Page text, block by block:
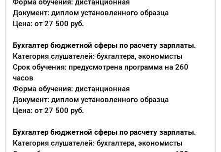
Форма обучения: дистанционная
Документ: диплом установленного образца
Цена: от 27 500 руб.
Бухгалтер бюджетной сферы по расчету зарплаты.
Категория слушателей: бухгалтера, экономисты
Срок обучения: предусмотрена программа на 260
часов
Форма обучения: дистанционная
Документ: диплом установленного образца
Цена: от 27 500 руб.
Бухгалтер бюджетной сферы по расчету зарплаты.
Категория слушателей: бухгалтера, экономисты